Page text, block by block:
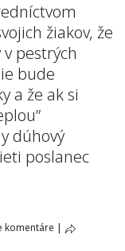
žiakov, že
pestrých
bude
a že ak si
dúhový
poslanec
komentáre |